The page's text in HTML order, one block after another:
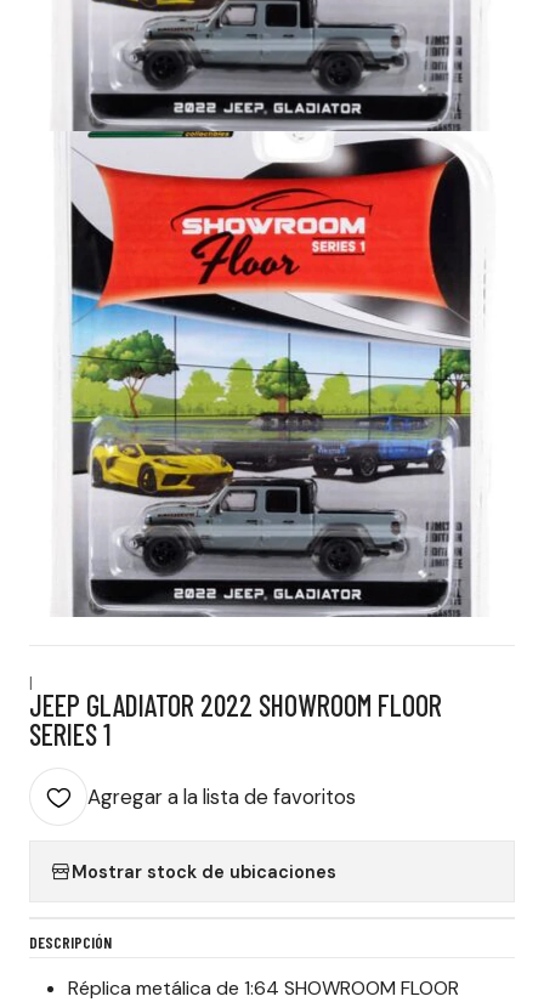
|
JEEP GLADIATOR 2022 SHOWROOM FLOOR
SERIES 1
Agregar a la lista de favoritos
Mostrar stock de ubicaciones
DESCRIPCIÓN
Réplica metálica de 1:64 SHOWROOM FLOOR